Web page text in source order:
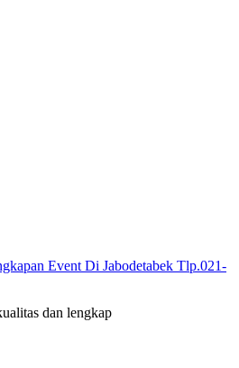
Event Di Jabodetabek Tlp.021-
dan lengkap